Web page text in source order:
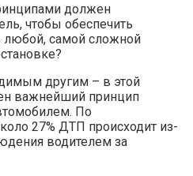
должен
чтобы обеспечить
любой, самой сложной
другим – в этой
важнейший принцип
По
27% ДТП происходит из-
водителем за